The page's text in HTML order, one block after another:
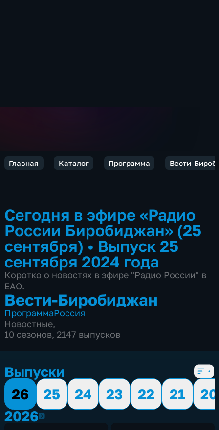
Главная Каталог Программа Вести-
Сегодня в эфире «Радио
России Биробиджан» (25
сентября)• Выпуск 25
сентября 2024 года
Коротко о новостях в эфире "Радио России" в
ЕАО.
Вести-Биробиджан
ПрограммаРоссия
Новостные,
10 сезонов, 2147 выпусков
Выпуски
26
25 24 23 22 21
20
20262026